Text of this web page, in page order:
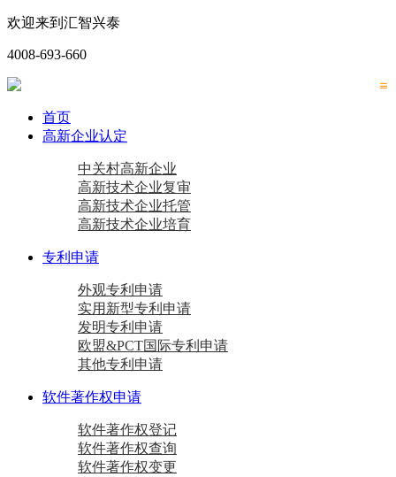
欢迎来到汇智兴泰
4008-693-660
首页
高新企业认定
中关村高新企业
高新技术企业复审
高新技术企业托管
高新技术企业培育
专利申请
外观专利申请
实用新型专利申请
发明专利申请
欧盟&PCT国际专利申请
其他专利申请
软件著作权申请
软件著作权登记
软件著作权查询
软件著作权变更